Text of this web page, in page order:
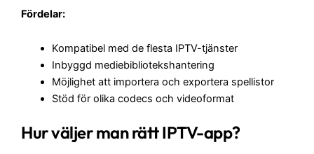
Fördelar:
Kompatibel med de flesta IPTV-tjänster
Inbyggd mediebibliotekshantering
Möjlighet att importera och exportera spellistor
Stöd för olika codecs och videoformat
Hur väljer man rätt IPTV-app?